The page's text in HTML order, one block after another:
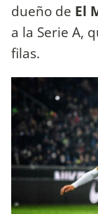
dueño de El
a la Serie A,
filas.